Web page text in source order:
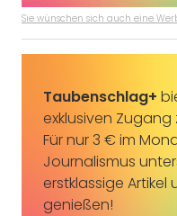
Sie wünschen sich auch eine
Taubenschlag+
exklusiven
Für nur 3 € im
Journalismus
erstklassige
genießen!